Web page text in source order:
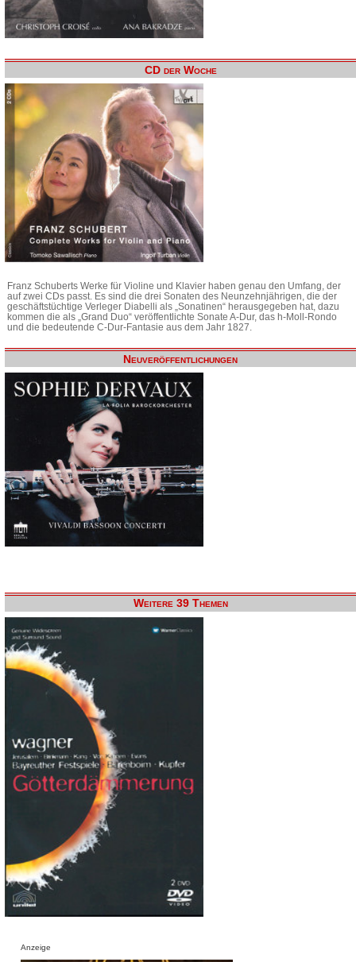
CD der Woche
Franz Schuberts Werke für Violine und Klavier haben genau den Umfang, der
auf zwei CDs passt. Es sind die drei Sonaten des Neunzehnjährigen, die der
geschäftstüchtige Verleger Diabelli als „Sonatinen“ herausgegeben hat, dazu
kommen die als „Grand Duo“ veröffentlichte Sonate A-Dur, das h-Moll-Rondo
und die bedeutende C-Dur-Fantasie aus dem Jahr 1827.
Neuveröffentlichungen
Weitere 39 Themen
Anzeige